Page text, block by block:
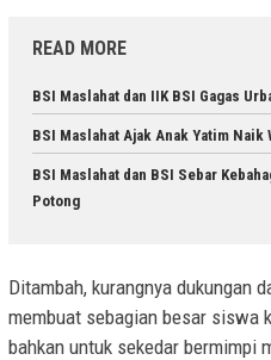
READ MORE
BSI Maslahat dan IIK BSI Gagas
BSI Maslahat Ajak Anak Yatim
BSI Maslahat dan BSI Sebar
Potong
Ditambah, kurangnya dukungan
membuat sebagian besar siswa
bahkan untuk sekedar bermimpi